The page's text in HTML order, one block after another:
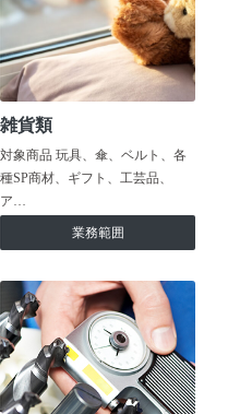
雑貨類
対象商品 玩具、傘、ベルト、各
種SP商材、ギフト、工芸品、
ア…
業務範囲